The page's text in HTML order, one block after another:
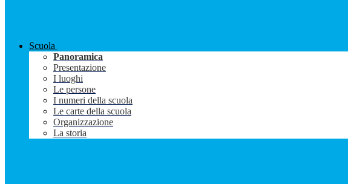
Scuola
Panoramica
Presentazione
I luoghi
Le persone
I numeri della scuola
Le carte della scuola
Organizzazione
La storia